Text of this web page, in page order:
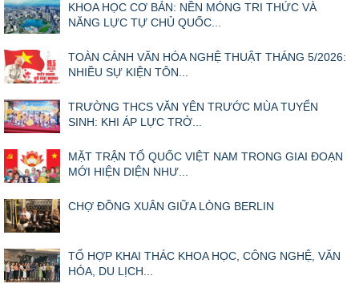
KHOA HỌC CƠ BẢN: NỀN MÓNG TRI THỨC VÀ
NĂNG LỰC TỰ CHỦ QUỐC...
TOÀN CẢNH VĂN HÓA NGHỆ THUẬT THÁNG 5/2026:
NHIỀU SỰ KIỆN TÔN...
TRƯỜNG THCS VĂN YÊN TRƯỚC MÙA TUYỂN
SINH: KHI ÁP LỰC TRỞ...
MẶT TRẬN TỔ QUỐC VIỆT NAM TRONG GIAI ĐOẠN
MỚI HIỆN DIỆN NHƯ...
CHỢ ĐỒNG XUÂN GIỮA LÒNG BERLIN
TỔ HỢP KHAI THÁC KHOA HỌC, CÔNG NGHỆ, VĂN
HÓA, DU LỊCH...